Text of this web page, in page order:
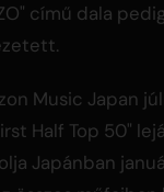
című dala
Music Japan
Half Top 50"
Japánban